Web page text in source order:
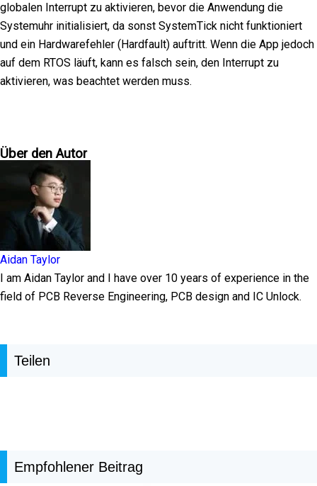
globalen Interrupt zu aktivieren, bevor die Anwendung die
Systemuhr initialisiert, da sonst SystemTick nicht funktioniert
und ein Hardwarefehler (Hardfault) auftritt. Wenn die App jedoch
auf dem RTOS läuft, kann es falsch sein, den Interrupt zu
aktivieren, was beachtet werden muss.
Über den Autor
Aidan Taylor
I am Aidan Taylor and I have over 10 years of experience in the
field of PCB Reverse Engineering, PCB design and IC Unlock.
Teilen
Empfohlener Beitrag